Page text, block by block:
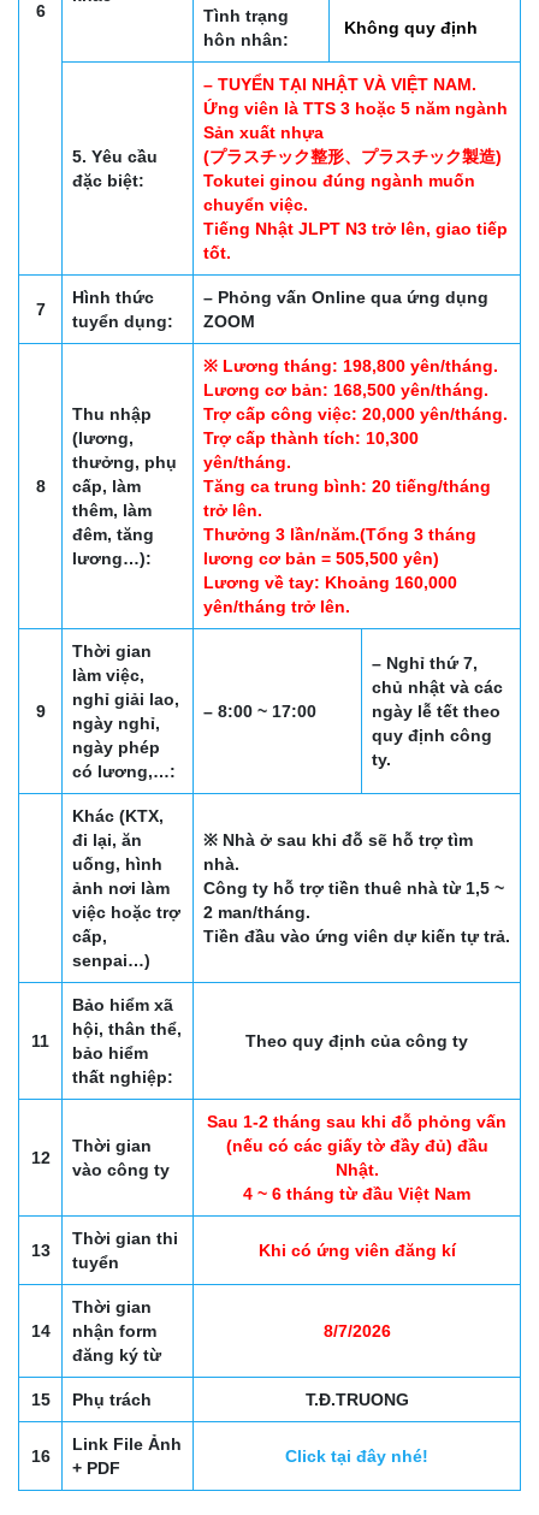
6
Tình trạng
hôn nhân:
Không quy định
5. Yêu cầu
đặc biệt:
– TUYỂN TẠI NHẬT VÀ VIỆT NAM.
Ứng viên là TTS 3 hoặc 5 năm ngành
Sản xuất nhựa
(プラスチック整形、プラスチック製造)
Tokutei ginou đúng ngành muốn
chuyển việc.
Tiếng Nhật JLPT N3 trở lên, giao tiếp
tốt.
7
Hình thức
tuyển dụng:
– Phỏng vấn Online qua ứng dụng
ZOOM
8
Thu nhập
(lương,
thưởng, phụ
cấp, làm
thêm, làm
đêm, tăng
lương…):
※ Lương tháng: 198,800 yên/tháng.
Lương cơ bản: 168,500 yên/tháng.
Trợ cấp công việc: 20,000 yên/tháng.
Trợ cấp thành tích: 10,300
yên/tháng.
Tăng ca trung bình: 20 tiếng/tháng
trở lên.
Thưởng 3 lần/năm.(Tổng 3 tháng
lương cơ bản = 505,500 yên)
Lương về tay: Khoảng 160,000
yên/tháng trở lên.
9
Thời gian
làm việc,
nghỉ giải lao,
ngày nghỉ,
ngày phép
có lương,…:
– 8:00 ~ 17:00
– Nghỉ thứ 7,
chủ nhật và các
ngày lễ tết theo
quy định công
ty.
Khác (KTX,
đi lại, ăn
uống, hình
ảnh nơi làm
việc hoặc trợ
cấp,
senpai…)
※ Nhà ở sau khi đỗ sẽ hỗ trợ tìm
nhà.
Công ty hỗ trợ tiền thuê nhà từ 1,5 ~
2 man/tháng.
Tiền đầu vào ứng viên dự kiến tự trả.
11
Bảo hiểm xã
hội, thân thể,
bảo hiểm
thất nghiệp:
Theo quy định của công ty
12
Thời gian
vào công ty
Sau 1-2 tháng sau khi đỗ phỏng vấn
(nếu có các giấy tờ đầy đủ) đầu
Nhật.
4 ~ 6 tháng từ đầu Việt Nam
13
Thời gian thi
tuyển
Khi có ứng viên đăng kí
14
Thời gian
nhận form
đăng ký từ
8/7/2026
15 Phụ trách T.Đ.TRUONG
16
Link File Ảnh
+ PDF
Click tại đây nhé!